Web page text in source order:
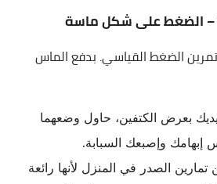
الضغط القياسي. بدفع الماس
يديك بعرض الكتفين، حاول وضعهما
وإصبعك السبابة.
تمارين الصدر في المنزل لأنها رائعة